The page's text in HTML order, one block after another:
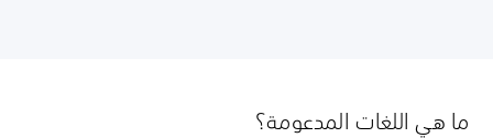
ما هي اللغات المدعومة؟